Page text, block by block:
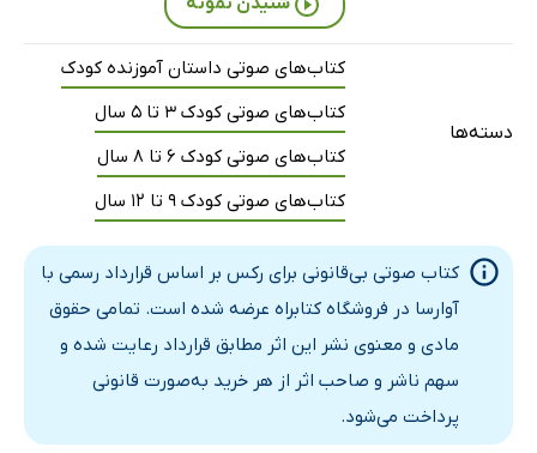
دسته‌ها
کتاب‌های صوتی داستان آموزنده کودک
کتاب‌های صوتی کودک 3 تا 5 سال
کتاب‌های صوتی کودک 6 تا 8 سال
کتاب‌های صوتی کودک 9 تا 12 سال
کتاب صوتی بی‌قانونی برای رکس بر اساس قرارداد رسمی با
آوارسا در فروشگاه کتابراه عرضه شده است. تمامی حقوق
مادی و معنوی نشر این اثر مطابق قرارداد رعایت شده و
سهم ناشر و صاحب اثر از هر خرید به‌صورت قانونی
پرداخت می‌شود.